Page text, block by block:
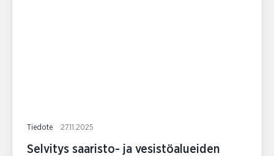
Tiedote 27.11.2025
Selvitys saaristo- ja vesistöalueiden